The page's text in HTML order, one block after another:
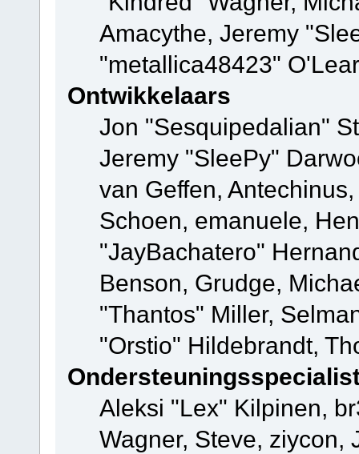
Amacythe, Jeremy
"metallica48423"
Ontwikkelaars
Jon "Sesquipedalian"
Jeremy "SleePy"
van Geffen,
Schoen, emanuele,
"JayBachatero"
Benson, Grudge,
"Thantos" Miller,
"Orstio" Hildebrandt,
Aleksi "Lex" Kilpinen,
Wagner, Steve, ziycon,